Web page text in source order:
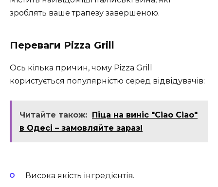
зроблять ваше трапезу завершеною.
Переваги Pizza Grill
Ось кілька причин, чому Pizza Grill
користується популярністю серед відвідувачів:
Читайте також:
Піца на виніс "Ciao Ciao"
в Одесі – замовляйте зараз!
Висока якість інгредієнтів.